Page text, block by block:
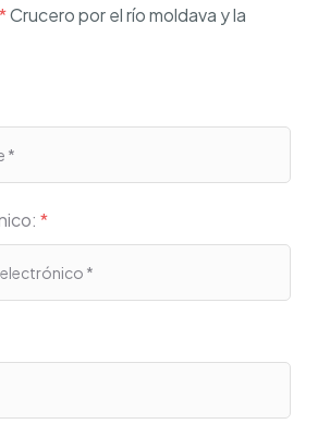
*Crucero por el río moldava y la
*